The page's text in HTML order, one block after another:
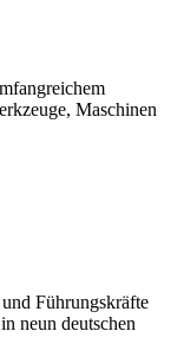
Maschinen
Führungskräfte
neun deutschen